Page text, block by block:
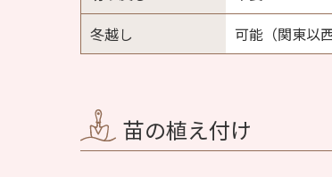
冬越し
可能（関東以
苗の植え付け